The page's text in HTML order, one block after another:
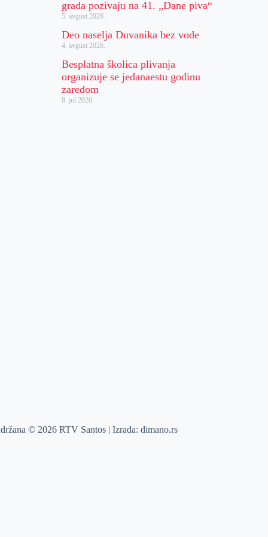
grada pozivaju na 41. „Dane piva“
5. avgust 2026.
Deo naselja Duvanika bez vode
4. avgust 2026.
Besplatna školica plivanja
organizuje se jedanaestu godinu
zaredom
8. jul 2026.
© 2026 RTV Santos | Izrada:dimano.rs